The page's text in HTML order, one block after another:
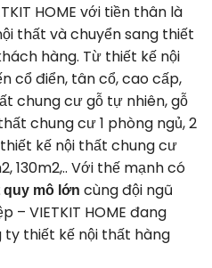
HOME với tiền thân là
thất và chuyển sang thiết
hàng. Từ thiết kế nội
cổ điển, tân cổ, cao cấp,
chung cư gỗ tự nhiên, gỗ
chung cư 1 phòng ngủ, 2
kế nội thất chung cư
130m2,.. Với thế mạnh có
quy mô lớn cùng đội ngũ
– VIETKIT HOME đang
thiết kế nội thất hàng